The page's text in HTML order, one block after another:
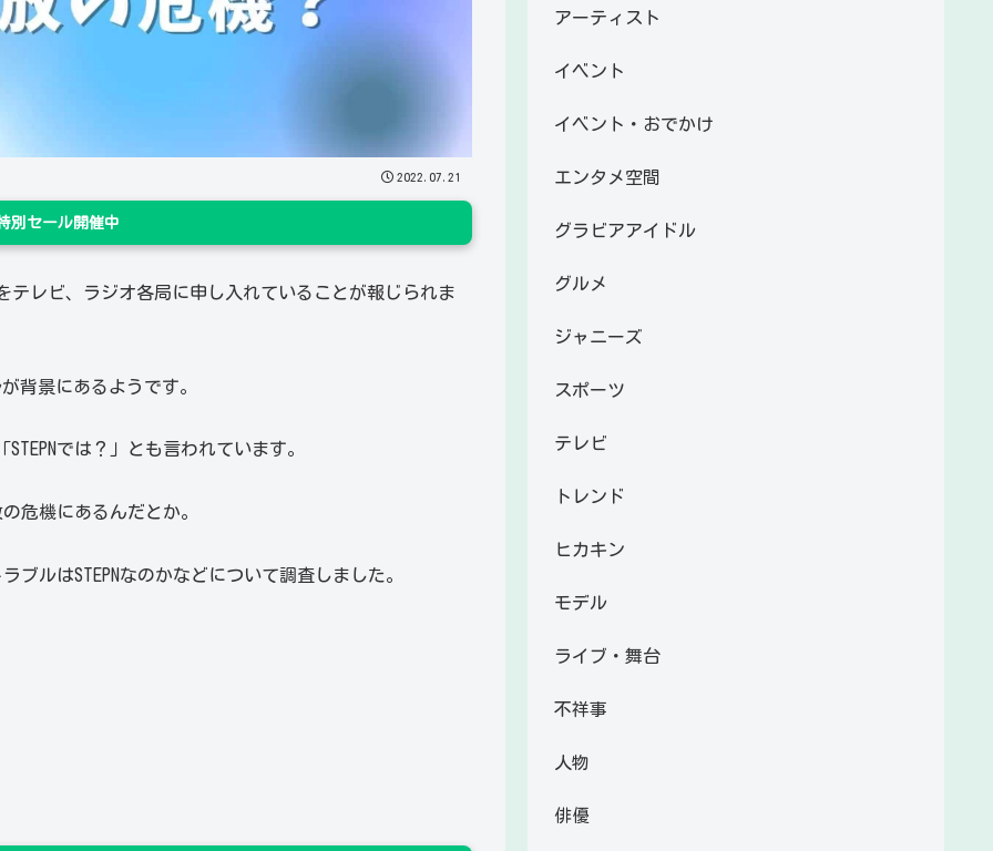
2022.07.21
別セール開催中
テレビ、ラジオ各局に申し入れていることが報じられま
背景にあるようです。
では？」とも言われています。
危機にあるんだとか。
ブルはSTEPNなのかなどについて調査しました。
アーティスト
イベント
イベント・おでかけ
エンタメ空間
グラビアアイドル
グルメ
ジャニーズ
スポーツ
テレビ
トレンド
ヒカキン
モデル
ライブ・舞台
不祥事
人物
俳優